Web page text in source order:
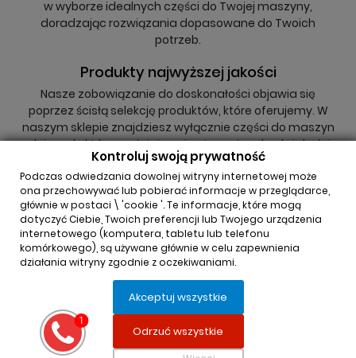
w wyborze idealnych części do Twojej maszyny,
doradzając rozwiązania dopasowane do Twoich
potrzeb.
Produkty najwyższej jakości
Nasze zobowiązanie do doskonałości objawia się
poprzez ścisłą selekcję produktów, które oferujemy. W
naszym sklepie znajdziesz wyłącznie części do maszyn
rolniczych, które spełniają najwyższe standardy jakości,
niezależnie od tego, czy są to oryginały, czy zamienniki.
INFORMACJA O SKLEPIE
REGULAMINY
Kontroluj swoją prywatność
Podczas odwiedzania dowolnej witryny internetowej może
ona przechowywać lub pobierać informacje w przeglądarce,
głównie w postaci \ 'cookie '. Te informacje, które mogą
dotyczyć Ciebie, Twoich preferencji lub Twojego urządzenia
internetowego (komputera, tabletu lub telefonu
komórkowego), są używane głównie w celu zapewnienia
działania witryny zgodnie z oczekiwaniami.
Akceptuj wszystkie
Odrzuć wszystkie